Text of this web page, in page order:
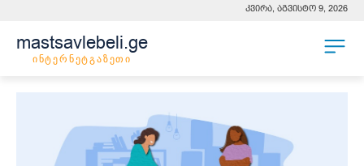
კვირა, აგვისტო 9, 2026
mastsavlebeli.ge
ინტერნეტგაზეთი